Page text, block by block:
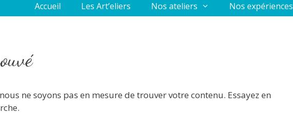
Accueil Les Art’eliers Nos ateliers Nos expériences
ne soyons pas en mesure de trouver votre contenu. Essayez en